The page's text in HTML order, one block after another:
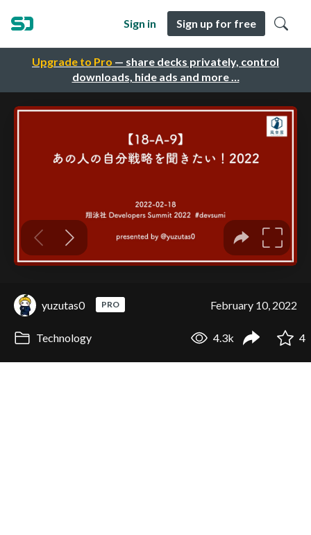
Upgrade to Pro — share decks privately, control
downloads, hide ads and more …
Sign in Sign up for free
yuzutas0 PRO February 10, 2022
Technology 4.3k 4